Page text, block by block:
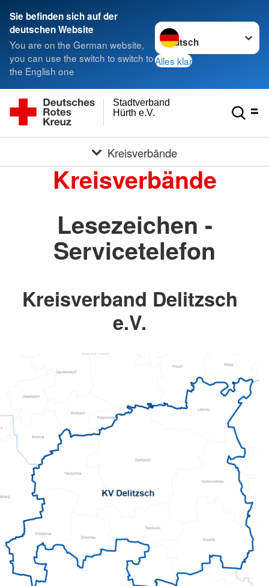
Sie befinden sich auf der
deutschen Website
You are on the German website,
you can use the switch to switch to
the English one
Sprache wechseln zu
Alles klar
Hürth e.V.
Stadtverband
Kreisverbände
Kreisverbände
Lesezeichen -
Servicetelefon
Kreisverband Delitzsch
e.V.